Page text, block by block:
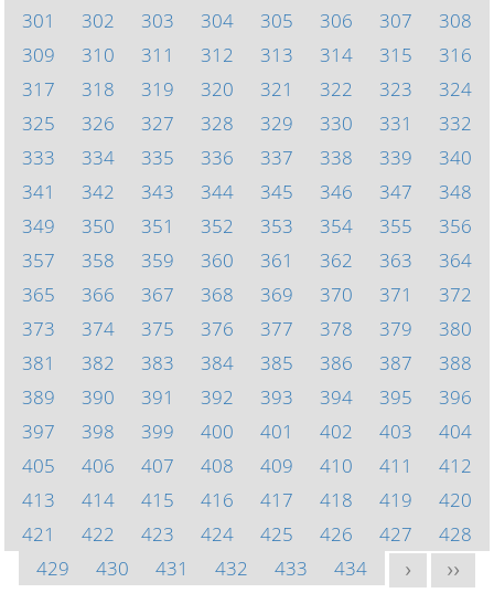
301
302 303 304 305 306 307
308
309
310 311 312 313 314 315
316
317
318 319 320 321 322 323
324
325
326 327 328 329 330 331
332
333
334 335 336 337 338 339
340
341
342 343 344 345 346 347
348
349
350 351 352 353 354 355
356
357
358 359 360 361 362 363
364
365
366 367 368 369 370 371
372
373
374 375 376 377 378 379
380
381
382 383 384 385 386 387
388
389
390 391 392 393 394 395
396
397
398 399 400 401 402 403
404
405
406 407 408 409 410 411
412
413
414 415 416 417 418 419
420
421
422 423 424 425 426 427
428
429
430 431 432 433 434 > >>